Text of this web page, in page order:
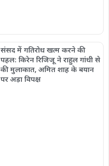
संसद में गतिरोध खत्म करने की
पहल: किरेन रिजिजू ने राहुल गांधी से
की मुलाकात, अमित शाह के बयान
पर अड़ा विपक्ष